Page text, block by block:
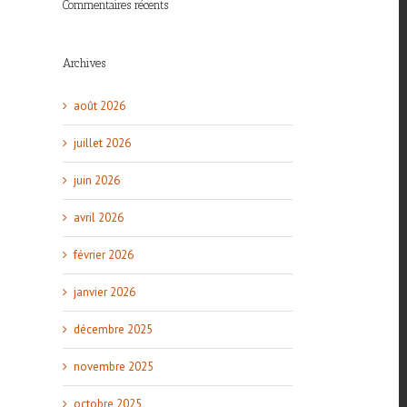
Commentaires récents
Archives
août 2026
juillet 2026
juin 2026
avril 2026
février 2026
janvier 2026
décembre 2025
novembre 2025
octobre 2025